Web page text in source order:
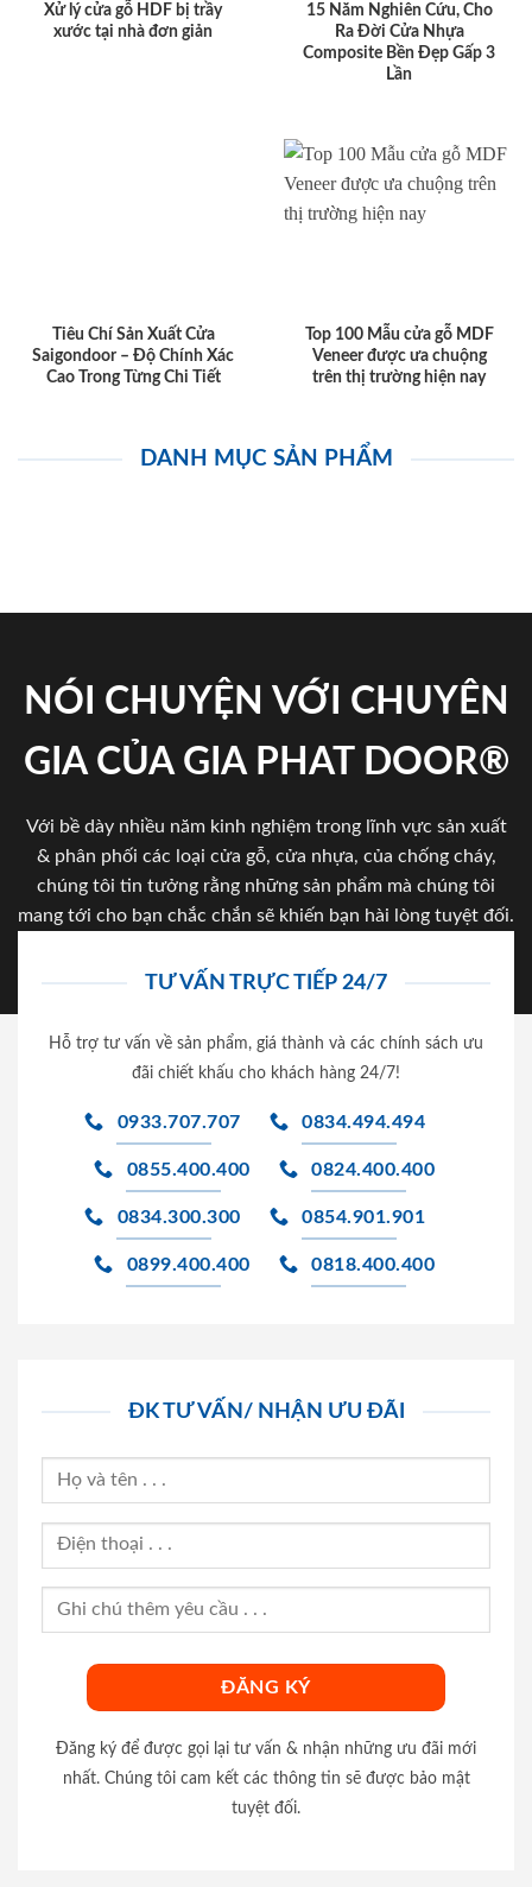
Xử lý cửa gỗ HDF bị trầy
xước tại nhà đơn giản
15 Năm Nghiên Cứu, Cho
Ra Đời Cửa Nhựa
Composite Bền Đẹp Gấp 3
Lần
Tiêu Chí Sản Xuất Cửa
Saigondoor – Độ Chính Xác
Cao Trong Từng Chi Tiết
Top 100 Mẫu cửa gỗ MDF
Veneer được ưa chuộng
trên thị trường hiện nay
DANH MỤC SẢN PHẨM
NÓI CHUYỆN VỚI CHUYÊN
GIA CỦA GIA PHAT DOOR®
Với bề dày nhiều năm kinh nghiệm trong lĩnh vực sản xuất
& phân phối các loại cửa gỗ, cửa nhựa, của chống cháy,
chúng tôi tin tưởng rằng những sản phẩm mà chúng tôi
mang tới cho bạn chắc chắn sẽ khiến bạn hài lòng tuyệt đối.
TƯ VẤN TRỰC TIẾP 24/7
Hỗ trợ tư vấn về sản phẩm, giá thành và các chính sách ưu
đãi chiết khấu cho khách hàng 24/7!
0933.707.707 0834.494.494
0855.400.400 0824.400.400
0834.300.300 0854.901.901
0899.400.400 0818.400.400
ĐK TƯ VẤN/ NHẬN ƯU ĐÃI
Đăng ký để được gọi lại tư vấn & nhận những ưu đãi mới
nhất. Chúng tôi cam kết các thông tin sẽ được bảo mật
tuyệt đối.